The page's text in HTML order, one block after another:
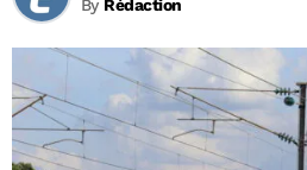
By Rédaction